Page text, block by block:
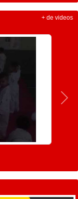
+ de videos